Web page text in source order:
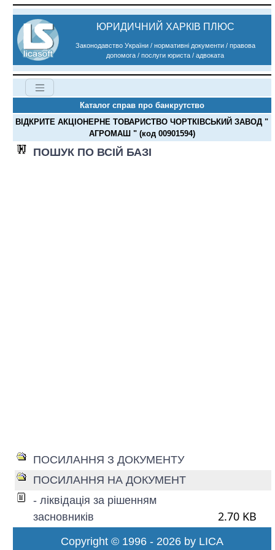
ЮРИДИЧНИЙ ХАРКІВ ПЛЮС
Законодавство України / нормативні документи / правова
допомога / послуги юриста / адвоката
Каталог справ про банкрутство
ВІДКРИТЕ АКЦІОНЕРНЕ ТОВАРИСТВО ЧОРТКІВСЬКИЙ ЗАВОД "
АГРОМАШ " (код 00901594)
ПОШУК ПО ВСІЙ БАЗІ
ПОСИЛАННЯ З ДОКУМЕНТУ
ПОСИЛАННЯ НА ДОКУМЕНТ
- ліквідація за рішенням
засновників
2.70 KB
Copyright © 1996 - 2026 by LICA